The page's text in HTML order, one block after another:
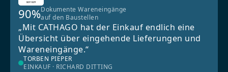
90%Dokumente Wareneingänge
auf den Baustellen
„Mit CATHAGO hat der Einkauf endlich eine
Übersicht über eingehende Lieferungen und
Wareneingänge.“
TORBEN PIEPER
EINKAUF · RICHARD DITTING